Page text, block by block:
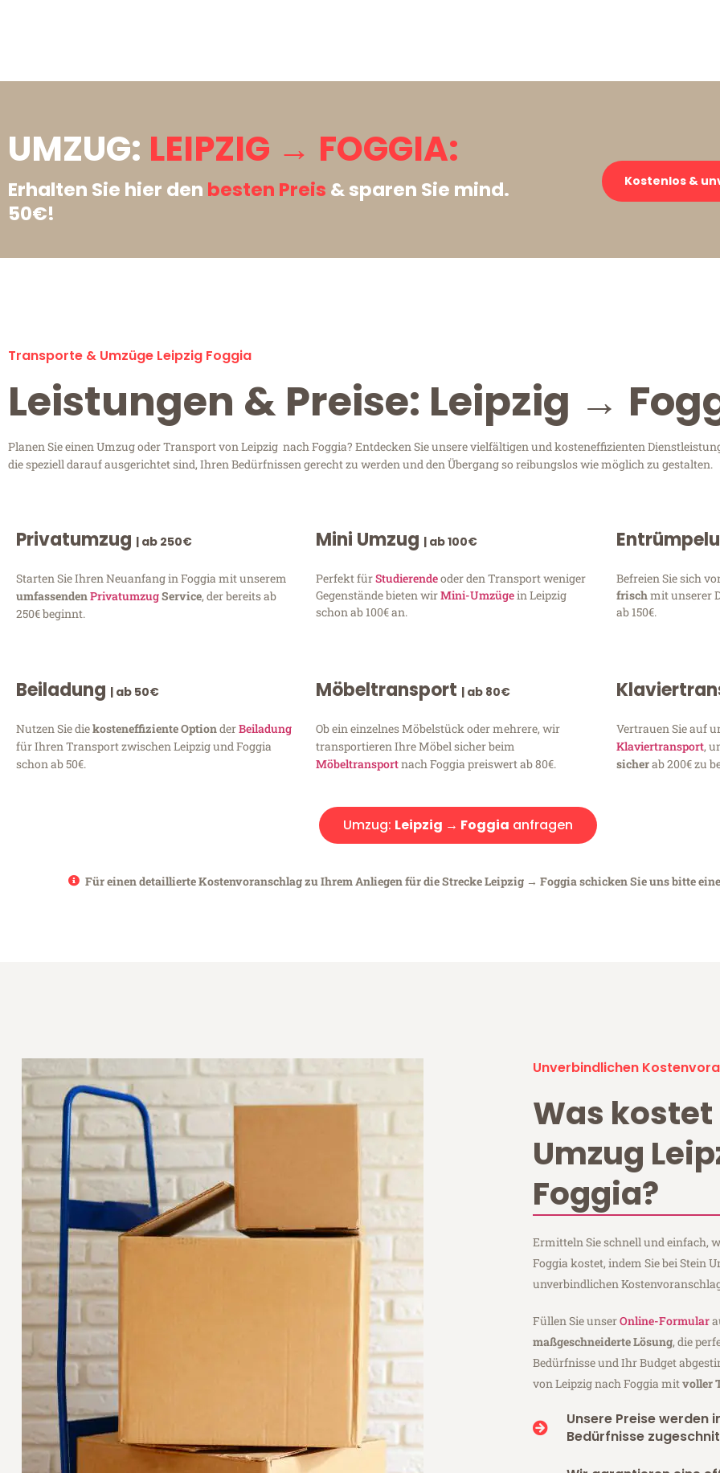
UMZUG: LEIPZIG → FOGGIA:
Erhalten Sie hier den besten Preis & sparen Sie mind.
50€!
Kostenlos &
Transporte & Umzüge Leipzig Foggia
Leistungen & Preise: Leipzig →
Planen Sie einen Umzug oder Transport von Leipzig nach Foggia? Entdecken Sie unsere vielfältigen und kosteneffizienten
die speziell darauf ausgerichtet sind, Ihren Bedürfnissen gerecht zu werden und den Übergang so reibungslos wie möglich zu gestalten.
Privatumzug | ab 250€
Starten Sie Ihren Neuanfang in Foggia mit unserem
umfassendenPrivatumzugService, der bereits ab
250€ beginnt.
Mini Umzug | ab 100€
Perfekt fürStudierendeoder den Transport weniger
Gegenstände bieten wirMini-Umzügein Leipzig
schon ab 100€ an.
Befreien Sie sich
frischmit unserer
ab 150€.
Beiladung | ab 50€
Nutzen Sie diekosteneffiziente OptionderBeiladung
für Ihren Transport zwischen Leipzig und Foggia
schon ab 50€.
Möbeltransport | ab 80€
Ob ein einzelnes Möbelstück oder mehrere, wir
transportieren Ihre Möbel sicher beim
Möbeltransportnach Foggia preiswert ab 80€.
Vertrauen Sie auf
Klaviertransport,
sicherab 200€ zu
Umzug: Leipzig → Foggia anfragen
Für einen detaillierte Kostenvoranschlag zu Ihrem Anliegen für die Strecke Leipzig → Foggia schicken Sie uns bitte eine
Unverbindlichen
Was kostet
Umzug
Foggia?
Ermitteln Sie schnell und einfach,
Foggia kostet, indem Sie bei Stein
unverbindlichen
Füllen Sie unserOnline-Formular
maßgeschneiderte Lösung, die
Bedürfnisse und Ihr Budget
von Leipzig nach Foggia mitvoller
Unsere Preise werden
Bedürfnisse